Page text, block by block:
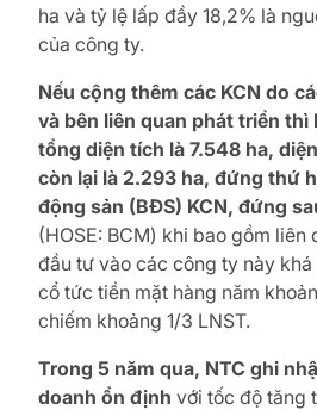
ha và tỷ lệ lấp đầy 18,2% là
của công ty.
Nếu cộng thêm các KCN do
và bên liên quan phát triển thì
tổng diện tích là 7.548 ha,
còn lại là 2.293 ha, đứng thứ
động sản (BĐS) KCN, đứng
(HOSE: BCM) khi bao gồm liên
đầu tư vào các công ty này
cổ tức tiền mặt hàng năm
chiếm khoảng 1/3 LNST.
Trong 5 năm qua, NTC ghi
doanh ổn định với tốc độ tăng